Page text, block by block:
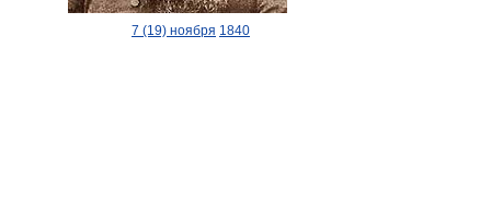
7 (19) ноября 1840